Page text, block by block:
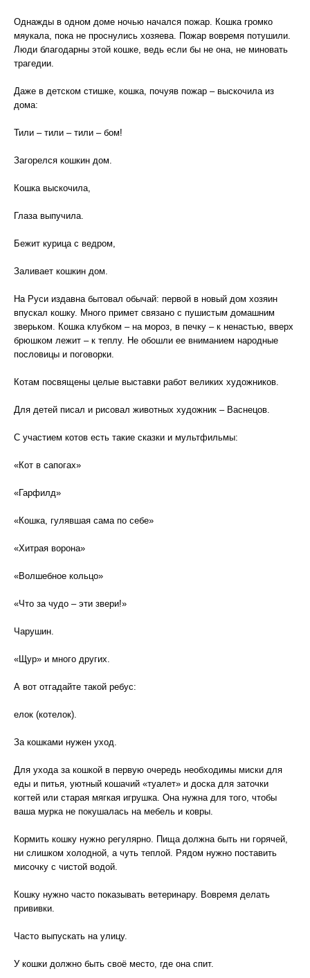
Однажды в одном доме ночью начался пожар. Кошка громко
мяукала, пока не проснулись хозяева. Пожар вовремя потушили.
Люди благодарны этой кошке, ведь если бы не она, не миновать
трагедии.
Даже в детском стишке, кошка, почуяв пожар – выскочила из
дома:
Тили – тили – тили – бом!
Загорелся кошкин дом.
Кошка выскочила,
Глаза выпучила.
Бежит курица с ведром,
Заливает кошкин дом.
На Руси издавна бытовал обычай: первой в новый дом хозяин
впускал кошку. Много примет связано с пушистым домашним
зверьком. Кошка клубком – на мороз, в печку – к ненастью, вверх
брюшком лежит – к теплу. Не обошли ее вниманием народные
пословицы и поговорки.
Котам посвящены целые выставки работ великих художников.
Для детей писал и рисовал животных художник – Васнецов.
С участием котов есть такие сказки и мультфильмы:
«Кот в сапогах»
«Гарфилд»
«Кошка, гулявшая сама по себе»
«Хитрая ворона»
«Волшебное кольцо»
«Что за чудо – эти звери!»
Чарушин.
«Щур» и много других.
А вот отгадайте такой ребус:
елок (котелок).
За кошками нужен уход.
Для ухода за кошкой в первую очередь необходимы миски для
еды и питья, уютный кошачий «туалет» и доска для заточки
когтей или старая мягкая игрушка. Она нужна для того, чтобы
ваша мурка не покушалась на мебель и ковры.
Кормить кошку нужно регулярно. Пища должна быть ни горячей,
ни слишком холодной, а чуть теплой. Рядом нужно поставить
мисочку с чистой водой.
Кошку нужно часто показывать ветеринару. Вовремя делать
прививки.
Часто выпускать на улицу.
У кошки должно быть своё место, где она спит.